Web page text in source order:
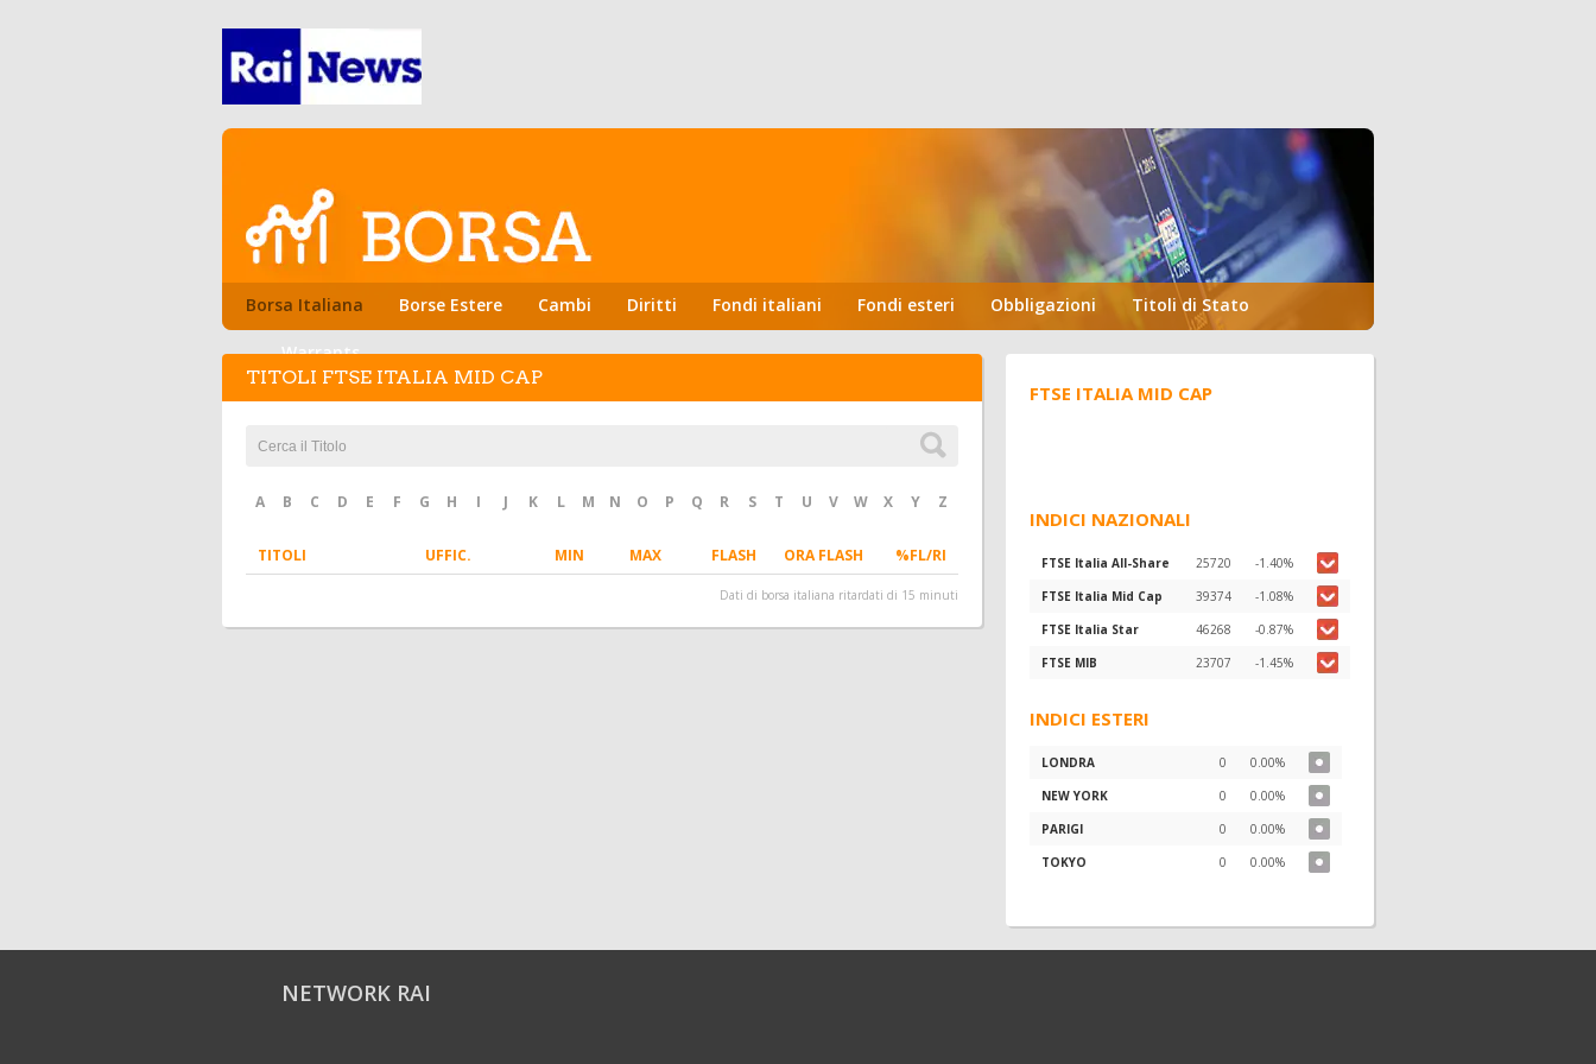
Borsa Italiana Borse Estere Cambi Diritti Fondi italiani Fondi esteri Obbligazioni Titoli di Stato
Warrants
TITOLI FTSE ITALIA MID CAP
A B C D E F G H I J K L M N O P Q R S T U V W X Y Z
TITOLI UFFIC. MIN MAX FLASH ORA FLASH %FL/RI
Dati di borsa italiana ritardati di 15 minuti
FTSE ITALIA MID CAP
INDICI NAZIONALI
FTSE Italia All-Share 25720
-1.40%
FTSE Italia Mid Cap
39374
-1.08%
FTSE Italia Star
46268
-0.87%
FTSE MIB
23707 -1.45%
INDICI ESTERI
LONDRA 0
0.00%
NEW YORK
0
0.00%
PARIGI
0
0.00%
TOKYO
0 0.00%
NETWORK RAI